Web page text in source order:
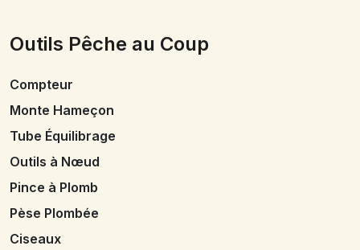
Outils Pêche au Coup
Compteur
Monte Hameçon
Tube Équilibrage
Outils à Nœud
Pince à Plomb
Pèse Plombée
Ciseaux